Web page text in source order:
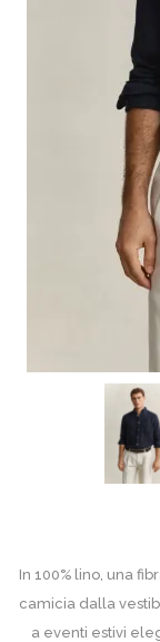
In 100% lino, una
camicia dalla
a eventi estivi